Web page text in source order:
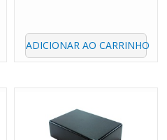
ADICIONAR AO CARRINHO